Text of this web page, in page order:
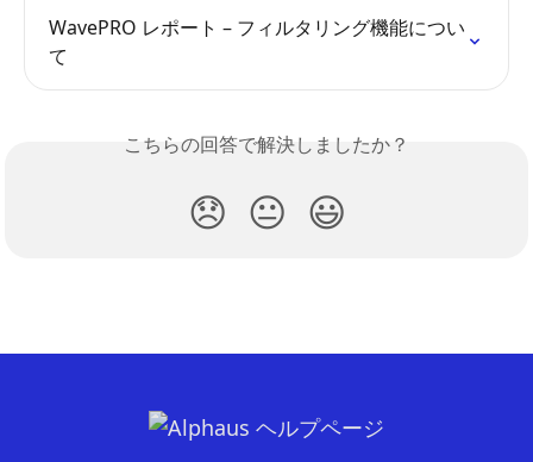
WavePRO レポート – フィルタリング機能につい
て
こちらの回答で解決しましたか？
😞 😐 😃